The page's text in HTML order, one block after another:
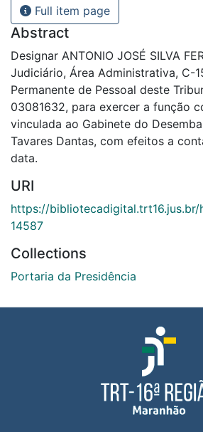
Full item page
Abstract
Designar ANTONIO JOSÉ SILVA
Judiciário, Área Administrativa, C-
Permanente de Pessoal deste
03081632, para exercer a função
vinculada ao Gabinete do
Tavares Dantas, com efeitos a
data.
URI
https://
14587
Collections
Portaria da Presidência